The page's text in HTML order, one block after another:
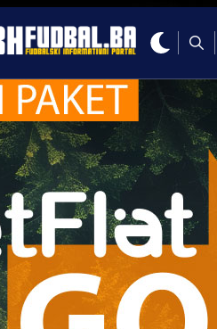
tag.
Edin Džeko donio
nastavlja